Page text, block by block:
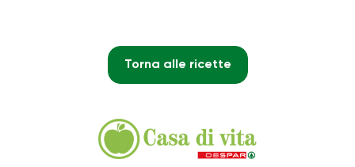
Torna alle ricette